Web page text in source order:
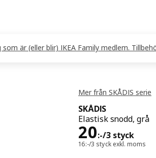
är (eller blir) IKEA Family medlem.
Mer från SKÅDIS serie
SKÅDIS
Elastisk snodd, grå
20:-/3 styck
Pris 20:-/3
16:-/3 styck exkl. moms